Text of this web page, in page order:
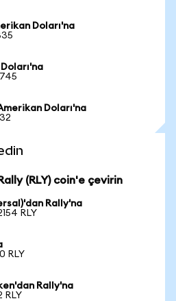
Doları'na
Doları'na
(RLY) coin'e çevirin
Rally'na
RLY
RLY
Rally'na
RLY